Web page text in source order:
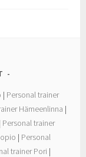
| Personal trainer
Hämeenlinna |
Personal trainer
| Personal
trainer Pori |